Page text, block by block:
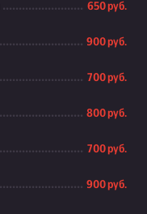
650 руб.
900 руб.
700 руб.
800 руб.
700 руб.
900 руб.